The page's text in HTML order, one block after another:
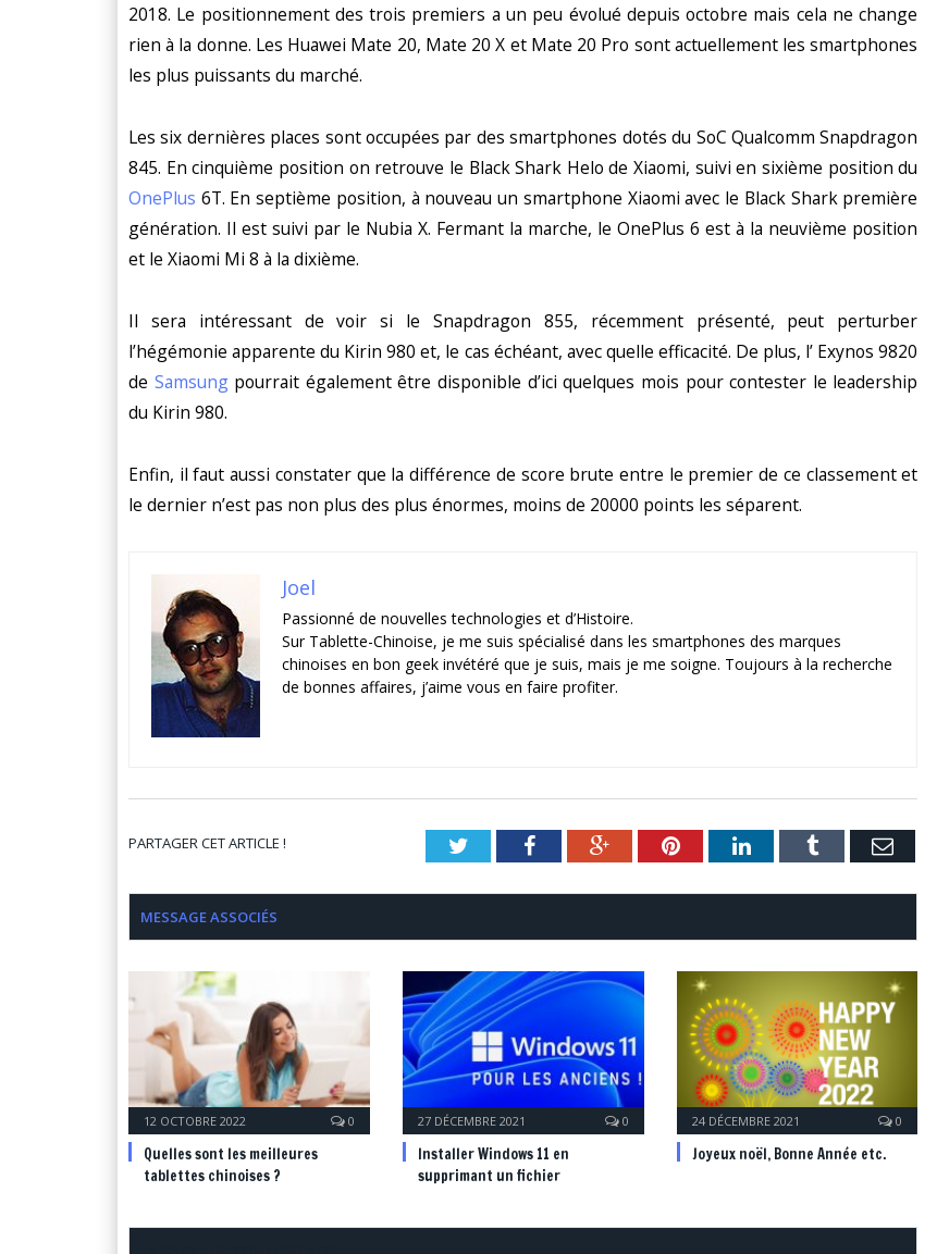
2018. Le positionnement des trois premiers a un peu évolué depuis octobre mais cela ne change
rien à la donne. Les Huawei Mate 20, Mate 20 X et Mate 20 Pro sont actuellement les smartphones
les plus puissants du marché.
Les six dernières places sont occupées par des smartphones dotés du SoC Qualcomm Snapdragon
845. En cinquième position on retrouve le Black Shark Helo de Xiaomi, suivi en sixième position du
OnePlus 6T. En septième position, à nouveau un smartphone Xiaomi avec le Black Shark première
génération. Il est suivi par le Nubia X. Fermant la marche, le OnePlus 6 est à la neuvième position
et le Xiaomi Mi 8 à la dixième.
Il sera intéressant de voir si le Snapdragon 855, récemment présenté, peut perturber
l’hégémonie apparente du Kirin 980 et, le cas échéant, avec quelle efficacité. De plus, l’ Exynos 9820
de Samsungpourrait également être disponible d’ici quelques mois pour contester le leadership
du Kirin 980.
Enfin, il faut aussi constater que la différence de score brute entre le premier de ce classement et
le dernier n’est pas non plus des plus énormes, moins de 20000 points les séparent.
Joel
Passionné de nouvelles technologies et d’Histoire.
Sur Tablette-Chinoise, je me suis spécialisé dans les smartphones des marques
chinoises en bon geek invétéré que je suis, mais je me soigne. Toujours à la recherche
de bonnes affaires, j’aime vous en faire profiter.
PARTAGER CET ARTICLE ! TwitterFacebookGoogle+PinterestLinkedInTumblr Email
MESSAGE ASSOCIÉS
12 OCTOBRE 2022 0
Quelles sont les meilleures
tablettes chinoises ?
27 DÉCEMBRE 2021 0
Installer Windows 11 en
supprimant un fichier
24 DÉCEMBRE 2021 0
Joyeux noël, Bonne Année etc.